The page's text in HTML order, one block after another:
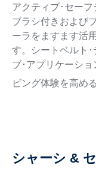
アクティブ･セーフ
ブラシ付きおよび
ーラをますます活
す。シートベルト
ブ･アプリケーシ
ビング体験を高め
シャーシ &